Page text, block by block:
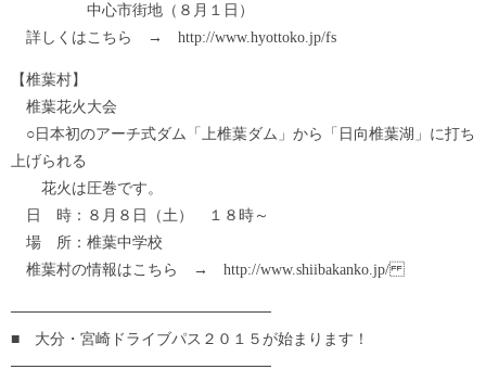
中心市街地（８月１日）
詳しくはこちら → http://www.hyottoko.jp/fs
【椎葉村】
椎葉花火大会
○日本初のアーチ式ダム「上椎葉ダム」から「日向椎葉湖」に打ち
上げられる
花火は圧巻です。
日 時：８月８日（土） １８時～
場 所：椎葉中学校
椎葉村の情報はこちら → http://www.shiibakanko.jp/
────────────────────────
■ 大分・宮崎ドライブパス２０１５が始まります！
────────────────────────